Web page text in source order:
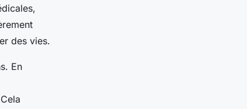
des vies.
En